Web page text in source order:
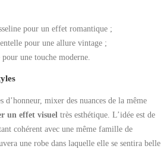
pour un effet romantique ;
pour une allure vintage ;
une touche moderne.
d’honneur, mixer des nuances de la même
un effet visuel très esthétique. L’idée est de
cohérent avec une même famille de
une robe dans laquelle elle se sentira belle